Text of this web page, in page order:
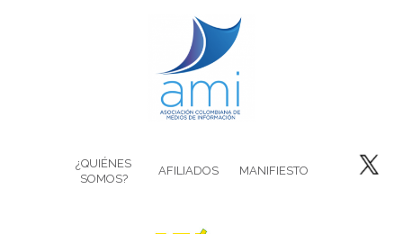
¿QUIÉNES
SOMOS?
AFILIADOS MANIFIESTO